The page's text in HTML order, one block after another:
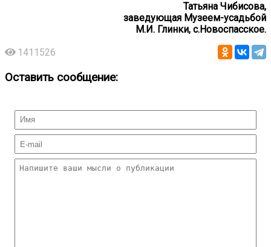
Татьяна Чибисова,
заведующая Музеем-усадьбой
М.И. Глинки, с.Новоспасское.
1411526
Оставить сообщение: